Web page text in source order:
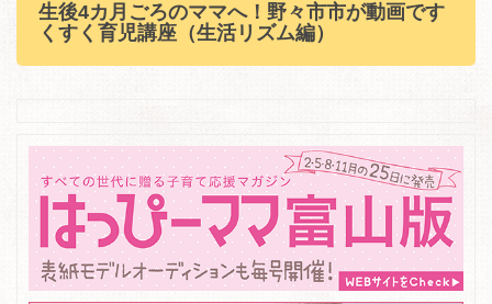
生後4カ月ごろのママへ！野々市市が動画です
くすく育児講座（生活リズム編）